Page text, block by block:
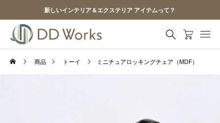
新しいインテリア＆エクステリア アイテムって？
商品 トーイ ミニチュアロッキングチェア（MDF）